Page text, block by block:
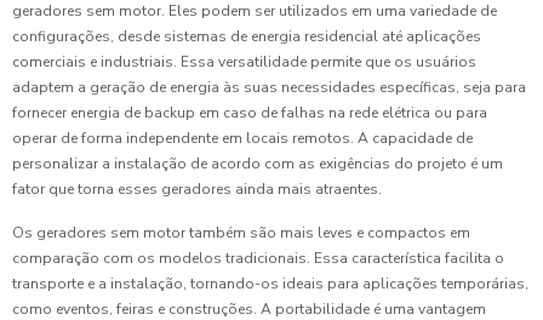
geradores sem motor. Eles podem ser utilizados em uma variedade de
configurações, desde sistemas de energia residencial até aplicações
comerciais e industriais. Essa versatilidade permite que os usuários
adaptem a geração de energia às suas necessidades específicas, seja para
fornecer energia de backup em caso de falhas na rede elétrica ou para
operar de forma independente em locais remotos. A capacidade de
personalizar a instalação de acordo com as exigências do projeto é um
fator que torna esses geradores ainda mais atraentes.
Os geradores sem motor também são mais leves e compactos em
comparação com os modelos tradicionais. Essa característica facilita o
transporte e a instalação, tornando-os ideais para aplicações temporárias,
como eventos, feiras e construções. A portabilidade é uma vantagem